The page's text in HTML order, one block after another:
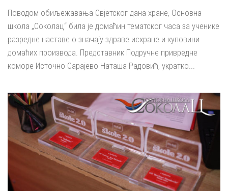
Поводом обиљежавања Свјетског дана хране, Основна
школа „Соколац“ била је домаћин тематског часа за ученике
разредне наставе о значају здраве исхране и куповини
домаћих производа. Представник Подручне привредне
коморе Источно Сарајево Наташа Радовић, укратко...